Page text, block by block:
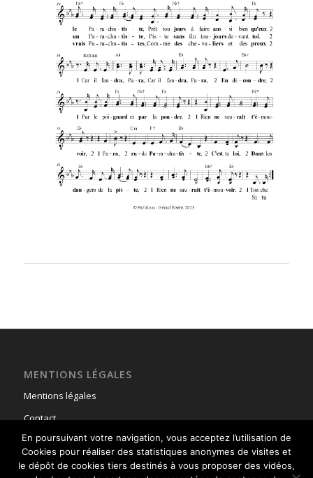
MENTIONS LÉGALES
Mentions légales
Contact
En poursuivant votre navigation, vous acceptez l’utilisation de
Cookies pour réaliser des statistiques anonymes de visites et
le dépôt de cookies tiers destinés à vous proposer des vidéos,